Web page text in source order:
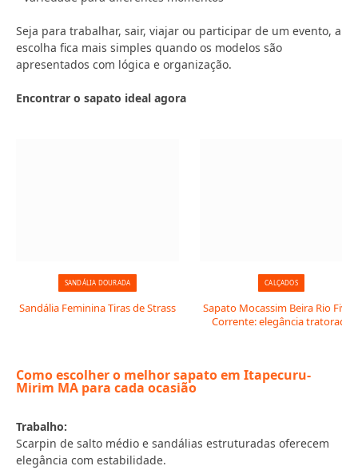
Seja para trabalhar, sair, viajar ou participar de um evento, a
escolha fica mais simples quando os modelos são
apresentados com lógica e organização.
Encontrar o sapato ideal agora
SANDÁLIA DOURADA
Sandália Feminina Tiras de Strass
CALÇADOS
Sapato Mocassim Beira Rio
Corrente: elegância tratorada
Como escolher o melhor sapato em Itapecuru-
Mirim MA para cada ocasião
Trabalho:
Scarpin de salto médio e sandálias estruturadas oferecem
elegância com estabilidade.